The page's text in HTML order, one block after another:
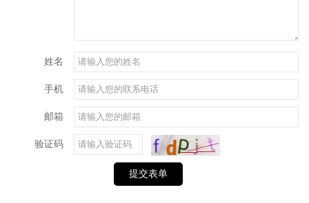
姓名
手机
邮箱
验证码
提交表单